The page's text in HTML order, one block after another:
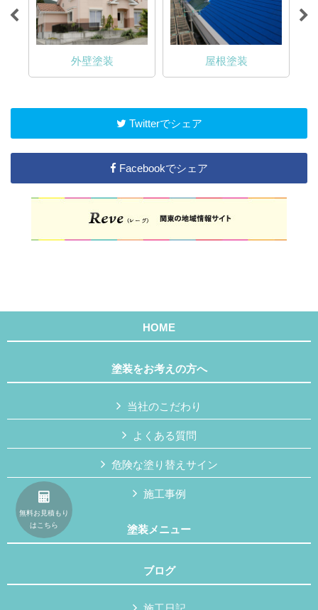
外壁塗装 屋根塗装
Twitterでシェア
Facebookでシェア
HOME
塗装をお考えの方へ
当社のこだわり
よくある質問
危険な塗り替えサイン
施工事例
塗装メニュー
ブログ
無料お見積もり
はこちら